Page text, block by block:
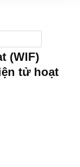
(WIF)
tử hoạt